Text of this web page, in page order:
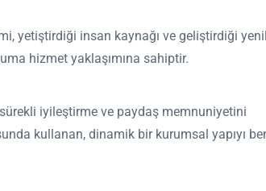
yetiştirdiği insan kaynağı ve geliştirdiği
hizmet yaklaşımına sahiptir.
iyileştirme ve paydaş memnuniyetini
kullanan, dinamik bir kurumsal yapıyı